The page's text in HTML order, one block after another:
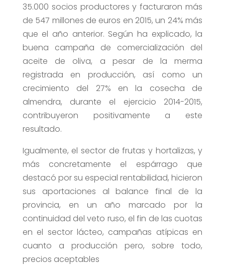
35.000 socios productores y facturaron más
de 547 millones de euros en 2015, un 24% más
que el año anterior. Según ha explicado, la
buena campaña de comercialización del
aceite de oliva, a pesar de la merma
registrada en producción, así como un
crecimiento del 27% en la cosecha de
almendra, durante el ejercicio 2014-2015,
contribuyeron positivamente a este
resultado.
Igualmente, el sector de frutas y hortalizas, y
más concretamente el espárrago que
destacó por su especial rentabilidad, hicieron
sus aportaciones al balance final de la
provincia, en un año marcado por la
continuidad del veto ruso, el fin de las cuotas
en el sector lácteo, campañas atípicas en
cuanto a producción pero, sobre todo,
precios aceptables